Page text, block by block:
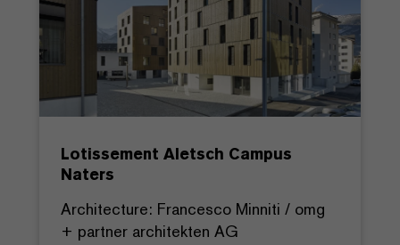
Lotissement Aletsch Campus
Naters
Architecture: Francesco Minniti / omg
+ partner architekten AG